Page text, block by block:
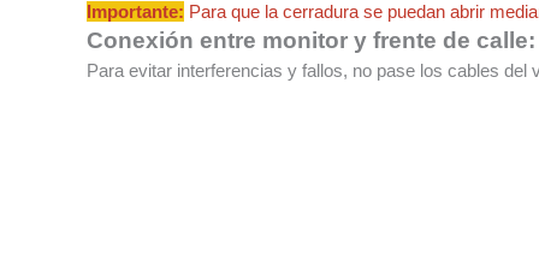
Importante: Para que la cerradura se puedan abrir
Conexión entre monitor y frente de calle:
Para evitar interferencias y fallos, no pase los cables